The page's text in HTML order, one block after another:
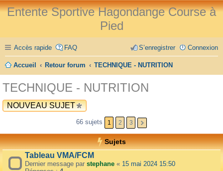
Entente Sportive Hagondange Course à
Pied
Accès rapide FAQ Connexion
S’enregistrer
Accueil Retour forum TECHNIQUE - NUTRITION
TECHNIQUE - NUTRITION
NOUVEAU SUJET
66 sujets 1 2 3
Sujets
Tableau VMA/FCM
Dernier message par stephane « 15 mai 2024 15:50